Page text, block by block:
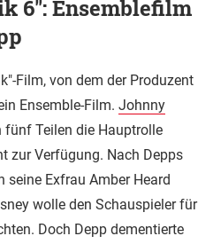
6": Ensemblefilm
Film, von dem der Produzent
Ensemble-Film. Johnny
fünf Teilen die Hauptrolle
zur Verfügung. Nach Depps
seine Exfrau Amber Heard
wolle den Schauspieler für
Doch Depp dementierte